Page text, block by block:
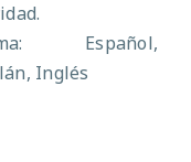
Español,
Inglés